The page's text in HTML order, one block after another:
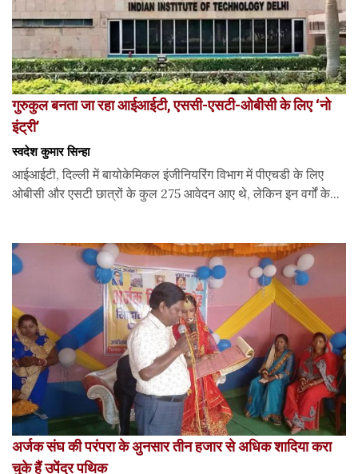
गुरुकुल बनता जा रहा आईआईटी, एससी-एसटी-ओबीसी के लिए ‘नो
इंट्री’
स्वदेश कुमार सिन्हा
आईआईटी, दिल्ली में बायोकेमिकल इंजीनियरिंग विभाग में पीएचडी के लिए
ओबीसी और एसटी छात्रों के कुल 275 आवेदन आए थे, लेकिन इन वर्गों के...
अर्जक संघ की परंपरा के अुनसार तीन हजार से अधिक शादिया करा
चुके हैं उपेंद्र पथिक